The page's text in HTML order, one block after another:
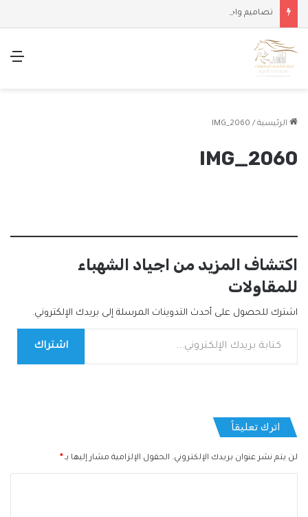
تصاميم واجهات وملاحق حديثة
الرئيسية /
IMG_2060
IMG_2060
اكتشاف المزيد من اجياد الشهباء
للمقاولات
اشترك للحصول على أحدث التدوينات المرسلة إلى بريدك الإلكتروني.
كتابة بريدك الإلكتروني...
اشتراك
اترك تعليقاً
لن يتم نشر عنوان بريدك الإلكتروني. الحقول الإلزامية مشار إليها بـ*